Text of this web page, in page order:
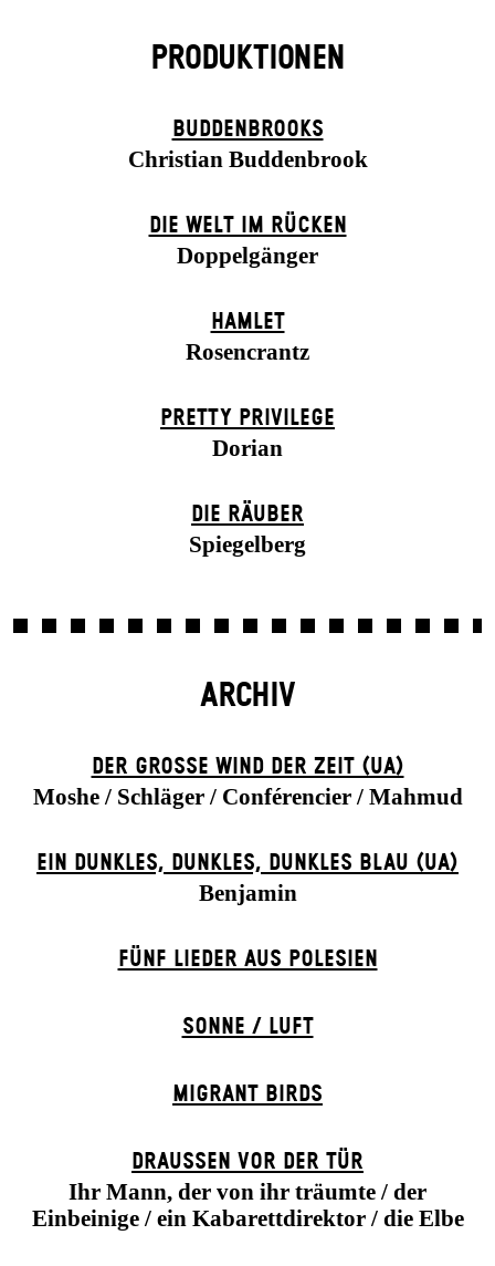
PRODUKTIONEN
BUDDENBROOKS
Christian Buddenbrook
DIE WELT IM RÜCKEN
Doppelgänger
HAMLET
Rosencrantz
PRETTY PRIVILEGE
Dorian
DIE RÄUBER
Spiegelberg
ARCHIV
DER GROSSE WIND DER ZEIT (UA)
Moshe / Schläger / Conférencier / Mahmud
EIN DUNK­LES, DUNK­LES, DUNK­LES BLAU (UA)
Benjamin
FÜNF LIEDER AUS POLESIEN
SONNE / LUFT
MIGRANT BIRDS
DRAUSSEN VOR DER TÜR
Ihr Mann, der von ihr träumte / der
Einbeinige / ein Kabarettdirektor / die Elbe